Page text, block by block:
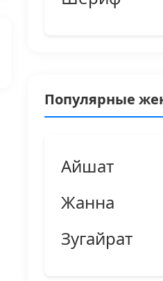
Популярные
Айшат
Жанна
Зугайрат